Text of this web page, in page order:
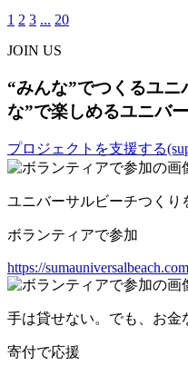
1 2 3 ... 20
JOIN US
“みんな”でつくるユ
な”で楽しめるユニバ
プロジェクトを支援する
ユニバーサルビーチつくり
ボランティアで参加
https://
手は貸せない。でも、お金
寄付で応援